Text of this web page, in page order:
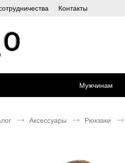
Контакты
Мужчинам
Аксессуары Рюкзаки